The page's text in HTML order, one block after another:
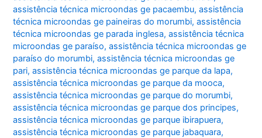
assistência técnica microondas ge pacaembu,assistência
técnica microondas ge paineiras do morumbi,assistência
técnica microondas ge parada inglesa,assistência técnica
microondas ge paraíso,assistência técnica microondas ge
paraíso do morumbi,assistência técnica microondas ge
pari,assistência técnica microondas ge parque da lapa,
assistência técnica microondas ge parque da mooca,
assistência técnica microondas ge parque do morumbi,
assistência técnica microondas ge parque dos principes,
assistência técnica microondas ge parque ibirapuera,
assistência técnica microondas ge parque jabaquara,